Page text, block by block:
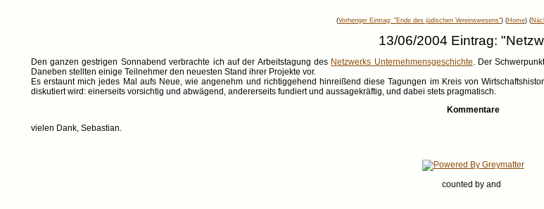
(Vorheriger Eintrag: "Ende des jüdischen Vereinswesens") (Home) (
13/06/2004 Eintrag:
Den ganzen gestrigen Sonnabend verbrachte ich auf der Arbeitstagung des Netzwerks Unternehmensgeschichte. Der
Daneben stellten einige Teilnehmer den neuesten Stand ihrer Projekte vor.
Es erstaunt mich jedes Mal aufs Neue, wie angenehm und richtiggehend hinreißend diese Tagungen im Kreis von
diskutiert wird: einerseits vorsichtig und abwägend, andererseits fundiert und aussagekräftig, und dabei stets pragmatisch.
Kommentare
vielen Dank, Sebastian.
counted by and